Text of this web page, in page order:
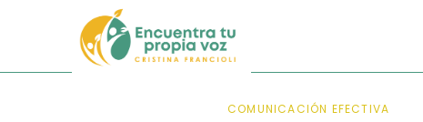
COMUNICACIÓN EFECTIVA